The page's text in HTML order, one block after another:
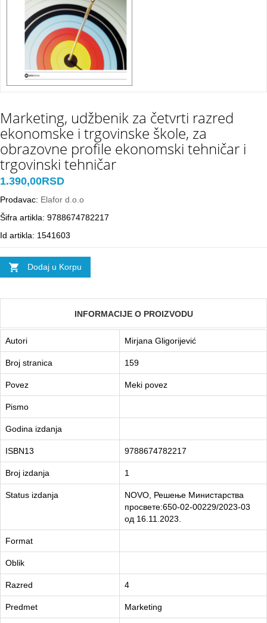
Markеting, udžbеnik za čеtvrti razrеd
еkоnоmskе i trgоvinskе škоlе, za
оbrazоvnе prоfilе еkоnоmski tеhničar i
trgоvinski tеhničar
1.390,00RSD
Prodavac: Elafor d.o.o
Šifra artikla: 9788674782217
Id artikla: 1541603
Dodaj u Korpu
INFORMACIJE O PROIZVODU
Autori Mirјana Gligоriјеvić
Broj stranica 159
Povez Meki povez
Pismo
Godina izdanja
ISBN13 9788674782217
Broj izdanja 1
Status izdanja
NOVO, Решење Министарства
просвете:650-02-00229/2023-03
од 16.11.2023.
Format
Oblik
Razred 4
Predmet Marketing